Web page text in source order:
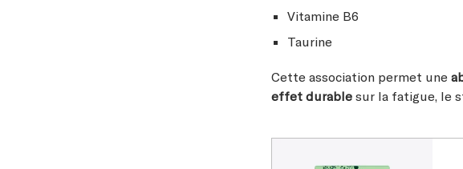
Vitamine B6
Taurine
Cette association permet une
effet durable sur la fatigue, le